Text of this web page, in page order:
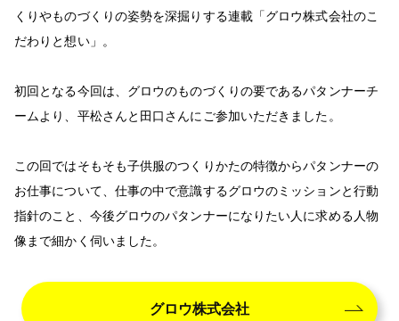
くりやものづくりの姿勢を深掘りする連載「グロウ株式会社のこ
だわりと想い」。
初回となる今回は、グロウのものづくりの要であるパタンナーチ
ームより、平松さんと田口さんにご参加いただきました。
この回ではそもそも子供服のつくりかたの特徴からパタンナーの
お仕事について、仕事の中で意識するグロウのミッションと行動
指針のこと、今後グロウのパタンナーになりたい人に求める人物
像まで細かく伺いました。
グロウ株式会社